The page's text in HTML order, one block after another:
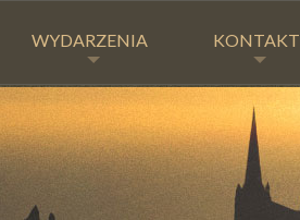
WYDARZENIA KONTAKT